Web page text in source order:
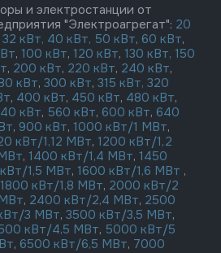
и электростанции от
"Электроагрегат": 20
32 кВт, 40 кВт, 50 кВт, 60 кВт,
, 100 кВт, 120 кВт, 130 кВт, 150
, 200 кВт, 220 кВт, 240 кВт,
кВт, 300 кВт, 315 кВт, 320
, 400 кВт, 450 кВт, 480 кВт,
кВт, 560 кВт, 600 кВт, 640
, 900 кВт, 1000 кВт/1 МВт,
кВт/1,12 МВт, 1200 кВт/1,2
, 1400 кВт/1,4 МВт, 1450
1,5 МВт, 1600 кВт/1,6 МВт ,
1800 кВт/1,8 МВт, 2000 кВт/2
, 2400 кВт/2,4 МВт, 2500
3 МВт, 3500 кВт/3,5 МВт,
кВт/4,5 МВт, 5000 кВт/5
, 6500 кВт/6,5 МВт, 7000